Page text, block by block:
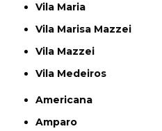
Vila Maria
Vila Marisa Mazzei
Vila Mazzei
Vila Medeiros
Americana
Amparo